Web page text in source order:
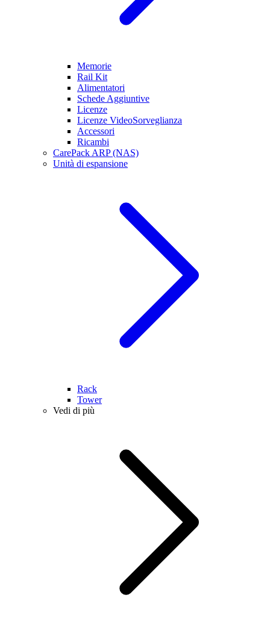
Memorie
Rail Kit
Alimentatori
Schede Aggiuntive
Licenze
Licenze VideoSorveglianza
Accessori
Ricambi
CarePack ARP (NAS)
Unità di espansione
Rack
Tower
Vedi di più